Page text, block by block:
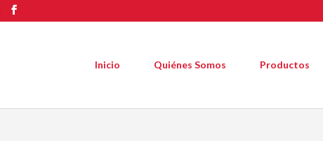
Inicio Quiénes Somos Productos